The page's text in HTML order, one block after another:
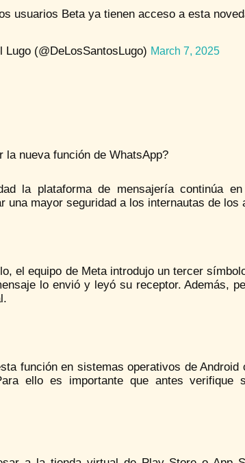
usuarios Beta ya tienen acceso a esta
(@DeLosSantosLugo) March 7, 2025
la nueva función de WhatsApp?
la plataforma de mensajería continúa
una mayor seguridad a los internautas de
el equipo de Meta introdujo un tercer
lo envió y leyó su receptor. Además,
función en sistemas operativos de
ello es importante que antes